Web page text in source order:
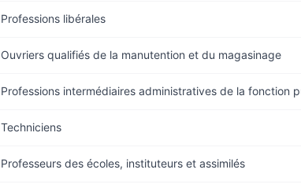
Professions libérales
Ouvriers qualifiés de la manutention et du magasinage
Professions intermédiaires administratives de la fonction
Techniciens
Professeurs des écoles, instituteurs et assimilés